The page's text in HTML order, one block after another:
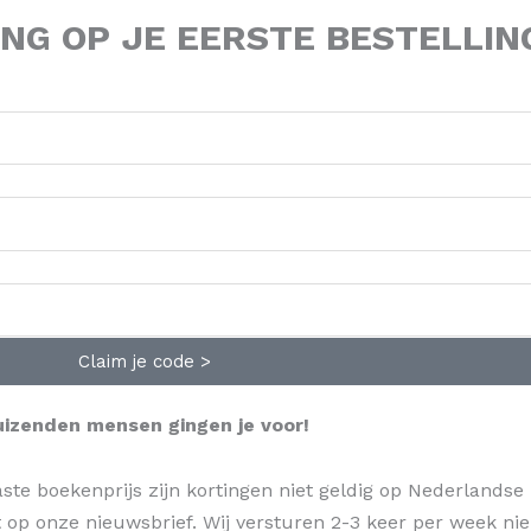
OP JE EERSTE
Claim je code >
mensen gingen je voor!
boekenprijs zijn kortingen niet geldig op Nederlandse
onze nieuwsbrief. Wij versturen 2-3 keer per week